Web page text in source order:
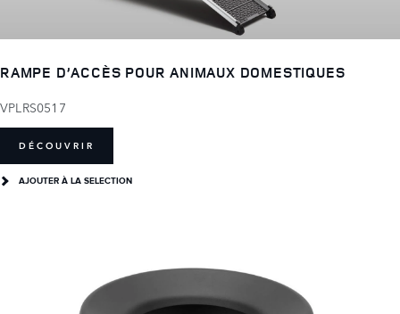
RAMPE D’ACCÈS POUR ANIMAUX DOMESTIQUES
VPLRS0517
DÉCOUVRIR
AJOUTER À LA SELECTION